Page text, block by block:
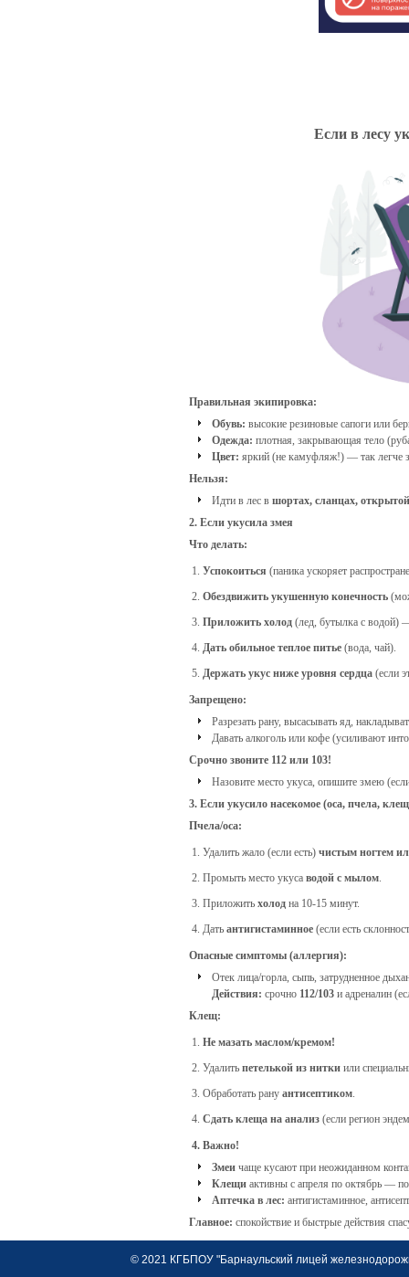
Если в лесу
Правильная экипировка:
Обувь: высокие резиновые сапоги или
Одежда: плотная, закрывающая тело
Цвет: яркий (не камуфляж!) — так легче
Нельзя:
Идти в лес в шортах, сланцах,
2. Если укусила змея
Что делать:
Успокоиться (паника ускоряет
Обездвижить укушенную конечность
Приложить холод (лед, бутылка с водой)
Дать обильное теплое питье (вода, чай).
Держать укус ниже уровня сердца (если
Запрещено:
Разрезать рану, высасывать яд,
Давать алкоголь или кофе (усиливают
Срочно звоните 112 или 103!
Назовите место укуса, опишите змею
3. Если укусило насекомое (оса, пчела,
Пчела/оса:
Удалить жало (если есть) чистым ногтем
Промыть место укуса водой с мылом
Приложить холод на 10-15 минут.
Дать антигистаминное (если есть
Опасные симптомы (аллергия):
Отек лица/горла, сыпь, затрудненное
Действия: срочно 112/103 и адреналин
Клещ:
Не мазать маслом/кремом!
Удалить петелькой из нитки или
Обработать рану антисептиком
Сдать клеща на анализ (если регион
4. Важно!
Змеи чаще кусают при неожиданном
Клещи активны с апреля по октябрь —
Аптечка в лес: антигистаминное,
Главное: спокойствие и быстрые действия
© 2021 КГБПОУ "Барнаульский лицей